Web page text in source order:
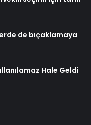
de bıçaklamaya
Hale Geldi